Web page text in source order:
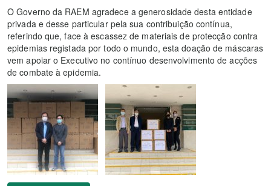
O Governo da RAEM agradece a generosidade desta entidade
privada e desse particular pela sua contribuição contínua,
referindo que, face à escassez de materiais de protecção contra
epidemias registada por todo o mundo, esta doação de máscaras
vem apoiar o Executivo no contínuo desenvolvimento de acções
de combate à epidemia.